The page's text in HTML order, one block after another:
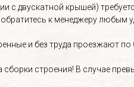
с двускатной крышей)
к менеджеру любым
и без труда проезжают по
строения! В случае